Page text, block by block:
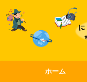
ホーム